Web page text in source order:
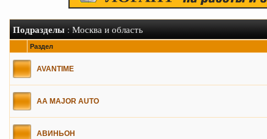
Подразделы: Москва и область
Раздел
AVANTIME
AA MAJOR AUTO
АВИНЬОН